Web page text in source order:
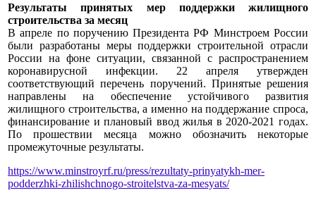
Результаты принятых мер поддержки жилищного
строительства за месяц
В апреле по поручению Президента РФ Минстроем России
были разработаны меры поддержки строительной отрасли
России на фоне ситуации, связанной с распространением
коронавирусной инфекции. 22 апреля утвержден
соответствующий перечень поручений. Принятые решения
направлены на обеспечение устойчивого развития
жилищного строительства, а именно на поддержание спроса,
финансирование и плановый ввод жилья в 2020-2021 годах.
По прошествии месяца можно обозначить некоторые
промежуточные результаты.
https://www.minstroyrf.ru/press/rezultaty-prinyatykh-mer-
podderzhki-zhilishchnogo-stroitelstva-za-mesyats/